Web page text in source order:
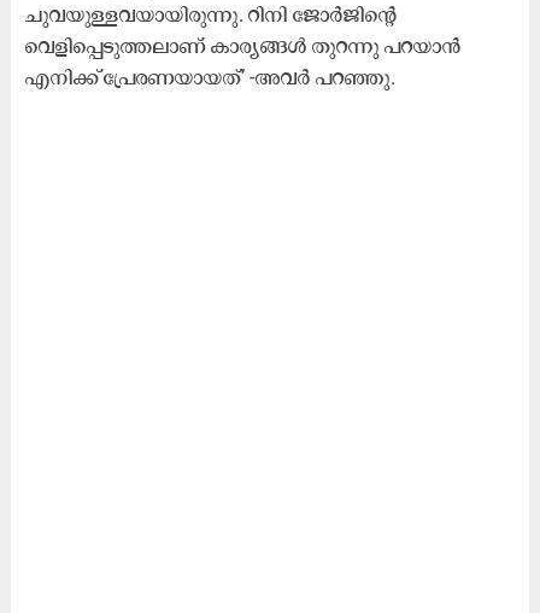
ചുവയുള്ളവയായിരുന്നു. റിനി ജോർജിന്‍റെ
വെളിപ്പെടുത്തലാണ്​ കാര്യങ്ങൾ തുറന്നു പറയാൻ
എനിക്ക് പ്രേരണയായത്​’ -അവർ പറഞ്ഞു.